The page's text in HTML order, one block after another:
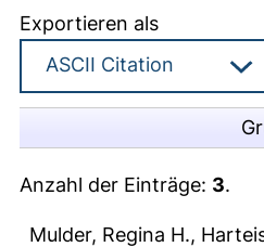
Exportieren als
Anzahl der Einträge: 3.
Mulder, Regina H.,